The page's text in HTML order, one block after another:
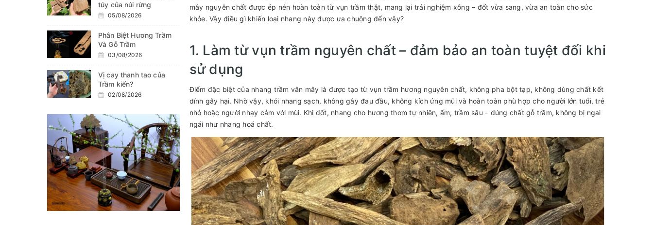
mây nguyên chất được ép nén hoàn toàn từ vụn trầm thật, mang lại trải nghiệm xông – đốt vừa sang, vừa an toàn cho sức
khỏe. Vậy điều gì khiến loại nhang này được ưa chuộng đến vậy?
1. Làm từ vụn trầm nguyên chất – đảm bảo an toàn tuyệt đối khi
sử dụng
Điểm đặc biệt của nhang trầm vân mây là được tạo từ vụn trầm hương nguyên chất, không pha bột tạp, không dùng chất kết
dính gây hại. Nhờ vậy, khói nhang sạch, không gây đau đầu, không kích ứng mũi và hoàn toàn phù hợp cho người lớn tuổi, trẻ
nhỏ hoặc người nhạy cảm với mùi. Khi đốt, nhang cho hương thơm tự nhiên, ấm, trầm sâu – đúng chất gỗ trầm, không bị ngai
ngái như nhang hoá chất.
túy của núi rừng
05/08/2026
Phân Biệt Hương Trầm
Và Gỗ Trầm
03/08/2026
Vị cay thanh tao của
Trầm kiến?
02/08/2026